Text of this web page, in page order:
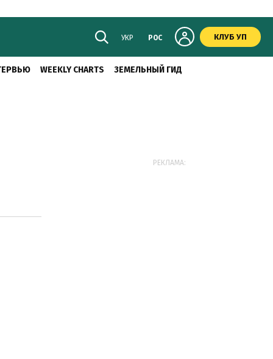
УКР РОС КЛУБ УП
WEEKLY CHARTS ЗЕМЕЛЬНЫЙ ГИД
РЕКЛАМА: